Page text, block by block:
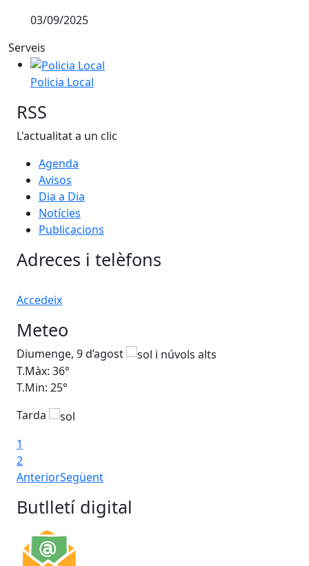
03/09/2025
Serveis
Policia Local
Policia Local
RSS
L'actualitat a un clic
Agenda
Avisos
Dia a Dia
Notícies
Publicacions
Adreces i telèfons
Accedeix
Meteo
Diumenge, 9 d’agost
T.Màx: 36°
T.Min: 25°
Tarda
1
2
AnteriorSegüent
Butlletí digital